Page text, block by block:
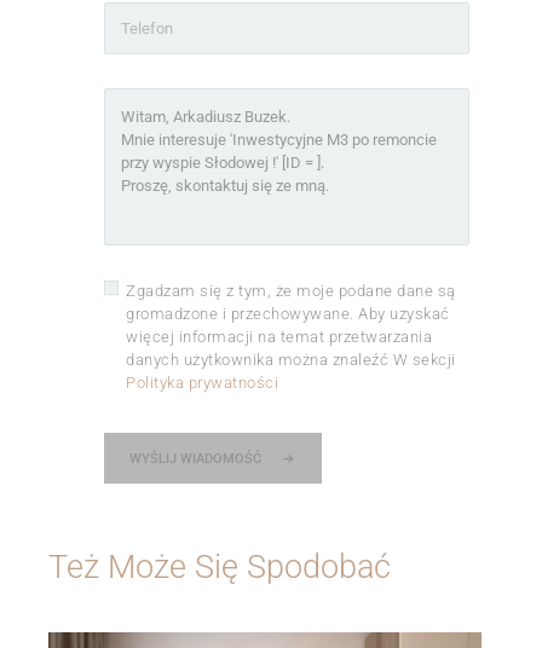
Zgadzam się z tym, że moje podane dane są
gromadzone i przechowywane. Aby uzyskać
więcej informacji na temat przetwarzania
danych użytkownika można znaleźć W sekcji
Polityka prywatności
WYŚLIJ WIADOMOŚĆ
Też Może Się Spodobać